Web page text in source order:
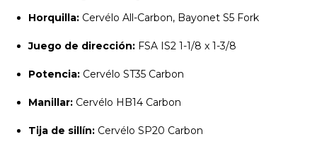
Horquilla: Cervélo All-Carbon, Bayonet S5 Fork
Juego de dirección: FSA IS2 1-1/8 x 1-3/8
Potencia: Cervélo ST35 Carbon
Manillar: Cervélo HB14 Carbon
Tija de sillín: Cervélo SP20 Carbon